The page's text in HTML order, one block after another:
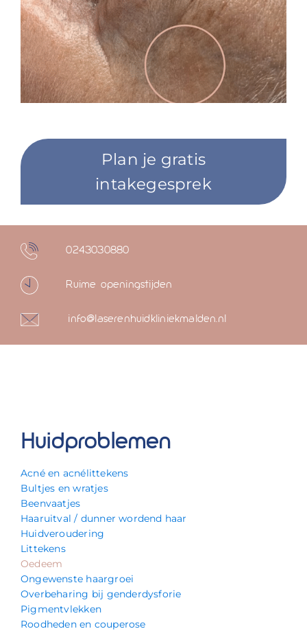
Plan je gratis
intakegesprek
0243030880
Ruime openingstijden
info@laserenhuidkliniekmalden.nl
Huidproblemen
Acné en acnélittekens
Bultjes en wratjes
Beenvaatjes
Haaruitval / dunner wordend haar
Huidveroudering
Littekens
Oedeem
Ongewenste haargroei
Overbeharing bij genderdysforie
Pigmentvlekken
Roodheden en couperose